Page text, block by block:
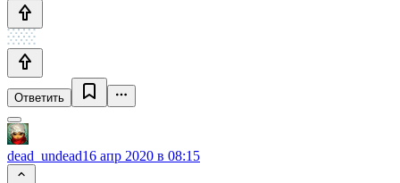
Ответить
dead_undead16 апр 2020 в 08:15